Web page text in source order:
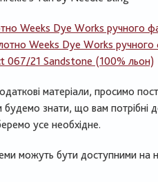
Weeks Dye Works ручного
Weeks Dye Works
067/21 Sandstone (100% льон)
матеріали, просимо
знати, що вам потрібні
усе необхідне.
можуть бути доступними на